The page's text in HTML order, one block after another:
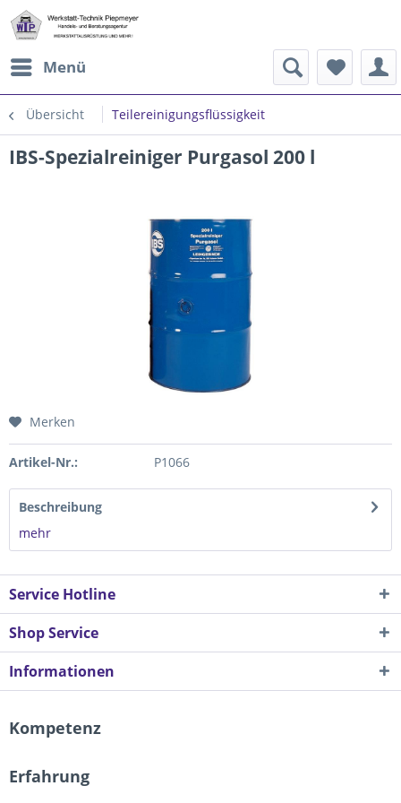
Menü
Übersicht Teilereinigungsflüssigkeit
IBS-Spezialreiniger Purgasol 200 l
Merken
Artikel-Nr.: P1066
Beschreibung
mehr
Service Hotline
Shop Service
Informationen
Kompetenz
Erfahrung